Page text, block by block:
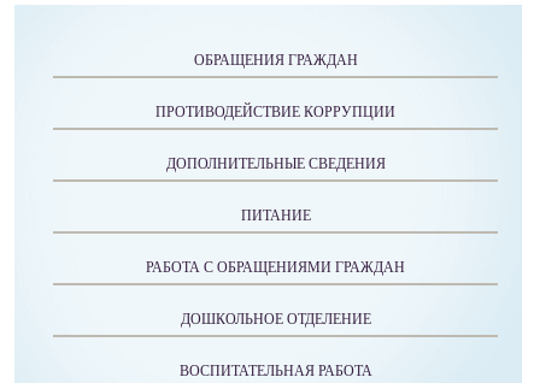
ОБРАЩЕНИЯ ГРАЖДАН
ПРОТИВОДЕЙСТВИЕ КОРРУПЦИИ
ДОПОЛНИТЕЛЬНЫЕ СВЕДЕНИЯ
ПИТАНИЕ
РАБОТА С ОБРАЩЕНИЯМИ ГРАЖДАН
ДОШКОЛЬНОЕ ОТДЕЛЕНИЕ
ВОСПИТАТЕЛЬНАЯ РАБОТА